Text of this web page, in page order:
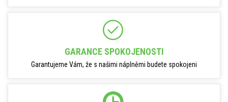
GARANCE SPOKOJENOSTI
Garantujeme Vám, že s našimi náplněmi budete spokojeni